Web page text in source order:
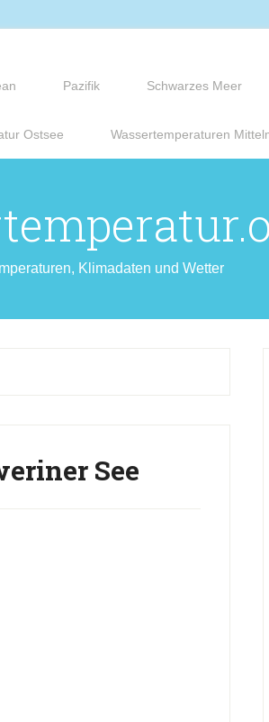
Pazifik Schwarzes Meer
Ostsee Wassertemperaturen
Klimadaten und Wetter
See